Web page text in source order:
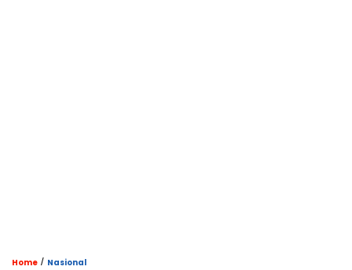
Home / Nasional